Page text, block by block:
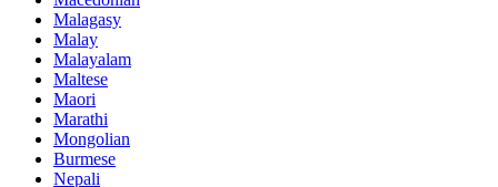
Malagasy
Malay
Malayalam
Maltese
Maori
Marathi
Mongolian
Burmese
Nepali